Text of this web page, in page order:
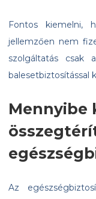
Fontos kiemelni,
jellemzően nem
szolgáltatás
balesetbiztosítással
Mennyibe
Az